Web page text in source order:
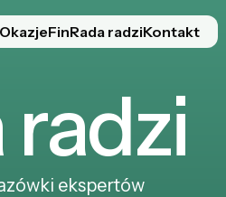
FinRada radziKontakt
radzi
ekspertów